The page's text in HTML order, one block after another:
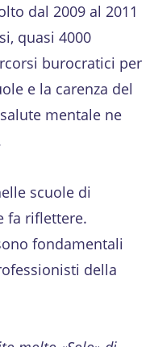
dal 2009 al 2011
quasi 4000
burocratici per
e la carenza del
mentale ne
scuole di
fa riflettere.
fondamentali
della